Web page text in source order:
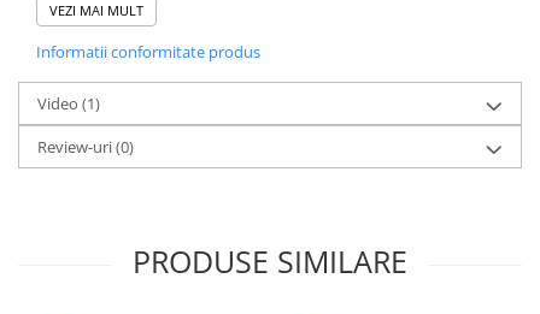
Foliile noastre sunt
aplicat chiar
tu.
producerea foliilor NUeste
sticla pe care o stim cu totii, ci
VEZI MAI MULT
Informatii conformitate produs
Video (1)
Review-uri(0)
PRODUSE SIMILARE